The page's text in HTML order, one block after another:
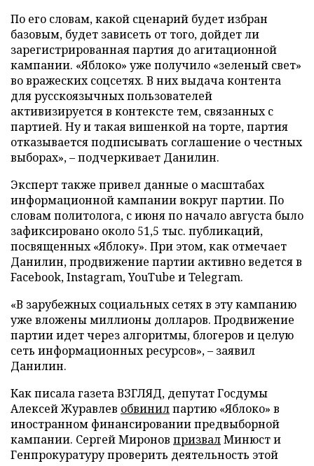
По его словам, какой сценарий будет избран
базовым, будет зависеть от того, дойдет ли
зарегистрированная партия до агитационной
кампании. «Яблоко» уже получило «зеленый свет»
во вражеских соцсетях. В них выдача контента
для русскоязычных пользователей
активизируется в контексте тем, связанных с
партией. Ну и такая вишенкой на торте, партия
отказывается подписывать соглашение о честных
выборах», – подчеркивает Данилин.
Эксперт также привел данные о масштабах
информационной кампании вокруг партии. По
словам политолога, с июня по начало августа было
зафиксировано около 51,5 тыс. публикаций,
посвященных «Яблоку». При этом, как отмечает
Данилин, продвижение партии активно ведется в
Facebook, Instagram, YouTube и Telegram.
«В зарубежных социальных сетях в эту кампанию
уже вложены миллионы долларов. Продвижение
партии идет через алгоритмы, блогеров и целую
сеть информационных ресурсов», – заявил
Данилин.
Как писала газета ВЗГЛЯД, депутат Госдумы
Алексей Журавлев обвинилпартию «Яблоко» в
иностранном финансировании предвыборной
кампании. Сергей Миронов призвалМинюст и
Генпрокуратуру проверить деятельность этой